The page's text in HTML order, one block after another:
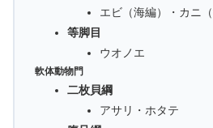
エビ（海編）・カニ
等脚目
ウオノエ
軟体動物門
二枚貝綱
アサリ・ホタテ